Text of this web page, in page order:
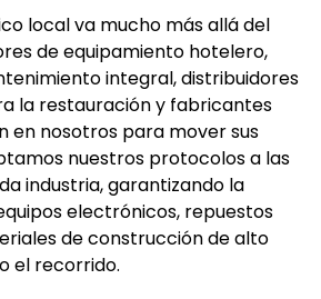
local va mucho más allá del
de equipamiento hotelero,
integral, distribuidores
la restauración y fabricantes
en nosotros para mover sus
nuestros protocolos a las
industria, garantizando la
electrónicos, repuestos
de construcción de alto
el recorrido.